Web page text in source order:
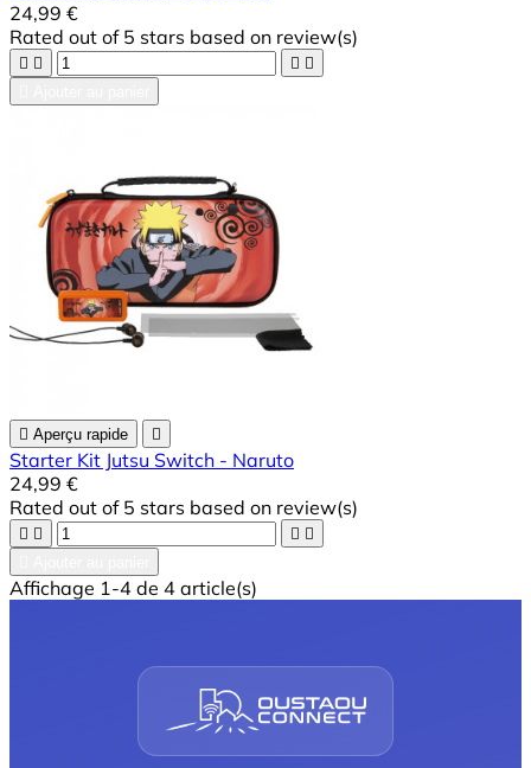
24,99 €
Rated out of 5 stars based on review(s)
   
 Aperçu rapide 
Starter Kit Jutsu Switch - Naruto
24,99 €
Rated out of 5 stars based on review(s)
   
Affichage 1-4 de 4 article(s)